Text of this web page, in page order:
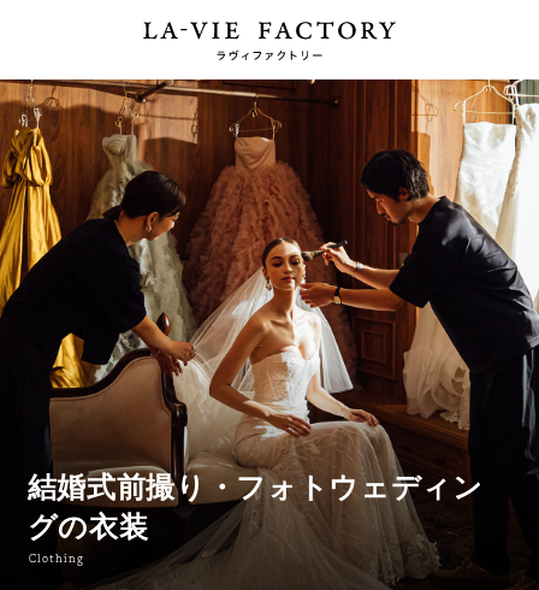
結婚式前撮り・フォトウェディン
グの衣装
Clothing